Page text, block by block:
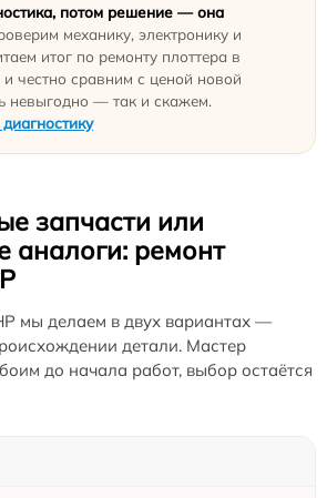
потом решение — она
механику, электронику и
итог по ремонту плоттера в
и честно сравним с ценой новой
невыгодно — так и скажем.
запчасти или
аналоги: ремонт
мы делаем в двух вариантах —
детали. Мастер
до начала работ, выбор остаётся